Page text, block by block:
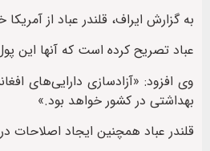
به گزارش ایراف، قلندر عباد از
عباد تصریح کرده است که آنها این
وی افزود: «آزادسازی دارایی‌های
بهداشتی در کشور خواهد بود.»
قلندر عباد همچنین ایجاد اصلاحات